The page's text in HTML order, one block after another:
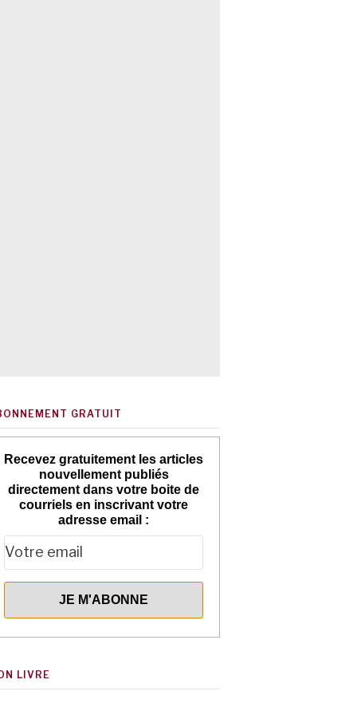
GRATUIT
Recevez gratuitement les articles
nouvellement publiés
directement dans votre boite de
courriels en inscrivant votre
adresse email :
LIVRE